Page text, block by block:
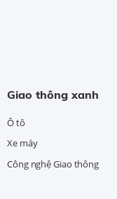
Giao thông xanh
Ô tô
Xe máy
Công nghệ Giao thông